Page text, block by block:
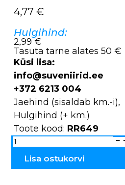
4,77 €
Hulgihind:
2,99 €
Tasuta tarne alates 50 €
Küsi lisa:
info@suveniirid.ee
+372 6213 004
Jaehind (sisaldab km.-i),
Hulgihind (+ km.)
Toote kood: RR649
Naiste
sokid
RR649
Lisa ostukorvi